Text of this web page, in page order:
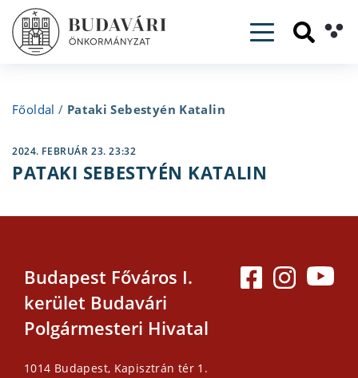
Toggle
Főoldal / Pataki Sebestyén Katalin
2024. FEBRUÁR 23. 23:32
PATAKI SEBESTYÉN KATALIN
Budapest Főváros I.
kerület Budavári
Polgármesteri Hivatal
1014 Budapest, Kapisztrán tér 1.